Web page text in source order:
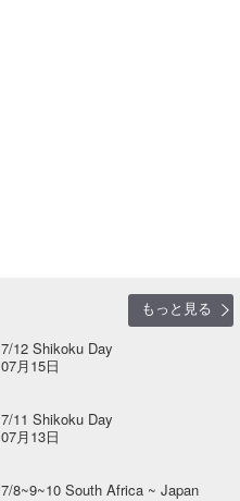
もっと見る
7/12 Shikoku Day
07月15日
7/11 Shikoku Day
07月13日
7/8~9~10 South Africa ~ Japan